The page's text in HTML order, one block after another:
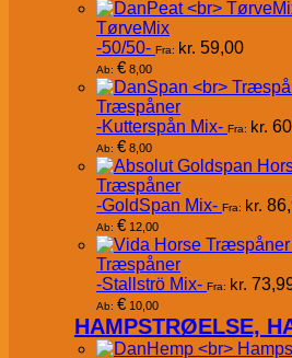
TørveMix
-50/50- Fra: kr. 59,00
Ab: € 8,00
Træspåner
-Kutterspån Mix- Fra: kr.
Ab: € 8,00
Træspåner
-GoldSpan Mix- Fra: kr.
Ab: € 12,00
Træspåner
-Stallströ Mix- Fra: kr.
Ab: € 10,00
HAMPSTRØELSE,